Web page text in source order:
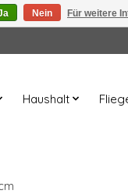
Haushalt
Nein Für weitere